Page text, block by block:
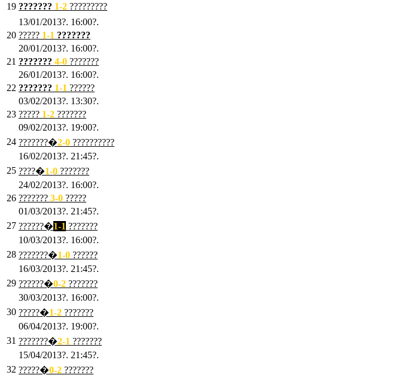
19 ??????? 1-2 ?????????
13/01/2013?. 16:00?.
20 ????? 1-1 ???????
20/01/2013?. 16:00?.
21 ??????? 4-0 ???????
26/01/2013?. 16:00?.
22 ??????? 1-1 ??????
03/02/2013?. 13:30?.
23 ????? 1-2 ???????
09/02/2013?. 19:00?.
24 ???????�2-0 ??????????
16/02/2013?. 21:45?.
25 ????�1-0 ???????
24/02/2013?. 16:00?.
26 ??????? 3-0 ?????
01/03/2013?. 21:45?.
27 ??????�1-1 ???????
10/03/2013?. 16:00?.
28 ???????�1-0 ??????
16/03/2013?. 21:45?.
29 ??????�0-2 ???????
30/03/2013?. 16:00?.
30 ?????�1-2 ???????
06/04/2013?. 19:00?.
31 ???????�2-1 ???????
15/04/2013?. 21:45?.
32 ?????�0-2 ???????